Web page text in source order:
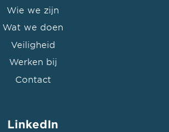
Wie we zijn
Wat we doen
Veiligheid
Werken bij
Contact
LinkedIn